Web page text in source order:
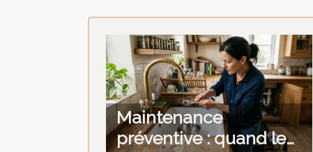
Maintenance
préventive : quand le